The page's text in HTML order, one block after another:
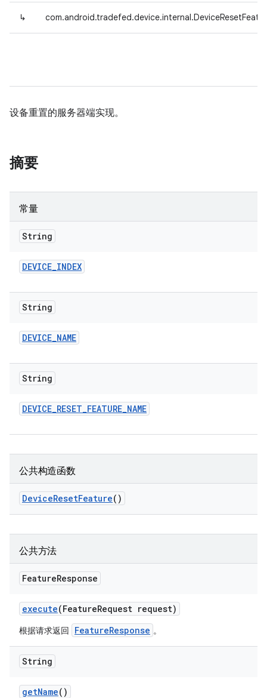
↳
设备重置的服务器端实现。
摘要
常量
String
DEVICE_INDEX
String
DEVICE_NAME
String
DEVICE_RESET_FEATURE_NAME
公共构造函数
DeviceResetFeature()
公共方法
FeatureResponse
execute(FeatureRequest request)
根据请求返回 FeatureResponse 。
String
getName()